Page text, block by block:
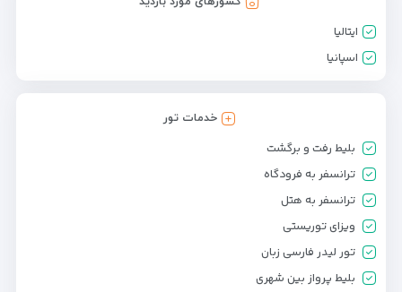
ایتالیا
اسپانیا
خدمات تور
بلیط رفت و برگشت
ترانسفر به فرودگاه
ترانسفر به هتل
ویزای توریستی
تور لیدر فارسی زبان
بلیط پرواز بین شهری